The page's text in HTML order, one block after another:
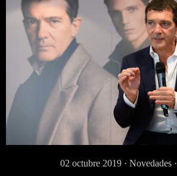
02 octubre 2019 · Novedades·